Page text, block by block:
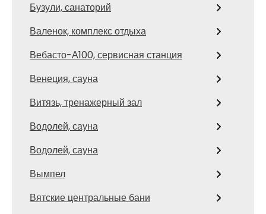
Бузули, санаторий
Валенок, комплекс отдыха
Вебасто-А100, сервисная станция
Венеция, сауна
Витязь, тренажерный зал
Водолей, сауна
Водолей, сауна
Вымпел
Вятские центральные бани